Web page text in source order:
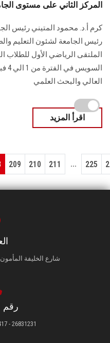
المركز الثاني على مستوى
كرم أ.د. محمود المتيني رئيس
رئيس الجامعة لشئون التعليم
الملتقى الرياضي الأول للطلاب
العالي والبحث العلمي
اقرأ المزيد
209 210 211 ... 225
شارع الخليفة
رقم
26831231 - 26831417 - 26831474